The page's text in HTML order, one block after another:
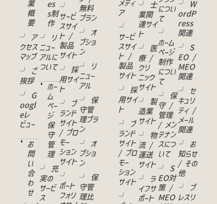
業
概
要
└ ア
クセス
マップ
└ ご
挨拶
└ G
oogl
eレ
ビュー
お
問
い
合
わ
せ
es
s制
作
└ リ
ニュー
アルに
ついて
ホー
ム
ペー
ジ
保
守
管
理
└ 充
実の
サービ
ス
└
サービ
スサイ
ト /
製品
サイト
└ 採
用サイ
ト
└ ブ
ランド
サイト
/ プロ
モー
ション
サイト
└
ポート
フォリ
無料
プラン
└ オ
プショ
ン
└ リ
ニュー
アル
└ 保
守管
理プラ
ン
└ オ
プショ
ン
└ 保
守管
理比
メディ
ア
└
サービ
スサイ
ト /
製品
サイト
└ 採
用サイ
ト
└ ブ
ランド
サイト
/ プロ
モー
ション
サイト
└
└ 士
業関
連サイ
ト
└ 医
療 /
クリ
ニック
サイト
└ 製
造業
サイト
└ 物
流 /
運送
サイト
└ ラ
イフサ
ポート
につい
て
└
ホーム
ページ
制作
につい
て
└ 保
守 /
管理
/ メン
テナン
スにつ
いて
└ S
EO対
策 /
MEO
└ W
ordP
ress
関連
└ S
EO /
MEO
関連
└ セ
キュリ
ティ /
メール
関連
└ お
知らせ
/ その
他
└ プ
レスリ